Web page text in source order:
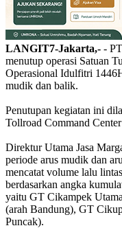
LANGIT7-Jakarta,- -
menutup operasi Satuan
Operasional Idulfitri
mudik dan balik.
Penutupan kegiatan ini
Tollroad Command
Direktur Utama Jasa
periode arus mudik dan
mencatat volume lalu
berdasarkan angka
yaitu GT Cikampek
(arah Bandung), GT
Puncak).